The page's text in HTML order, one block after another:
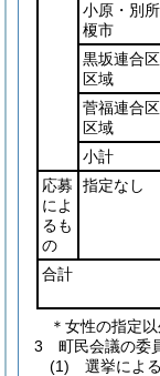
小原・別所
榎市
黒坂連合
区域
菅福連合
区域
小計
応募
によ
るも
の
指定なし
合計
＊女性の指定
3
町民会議の委
(1)
選挙によ